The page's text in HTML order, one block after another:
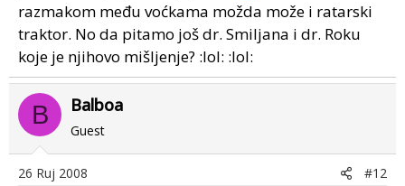
razmakom među voćkama možda može i ratarski
traktor. No da pitamo još dr. Smiljana i dr. Roku
koje je njihovo mišljenje? :lol: :lol:
B Balboa
Guest
26 Ruj 2008 #12